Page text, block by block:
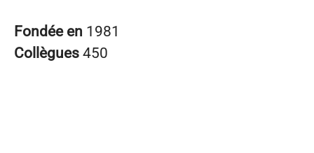
Fondée en 1981
Collègues 450